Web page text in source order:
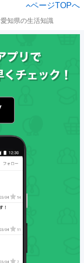
ページTOPへ
愛知県の生活知識